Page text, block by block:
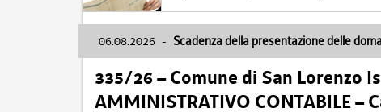
06.08.2026 - Scadenza della presentazione delle
335/26 – Comune di San Lorenzo
AMMINISTRATIVO CONTABILE –